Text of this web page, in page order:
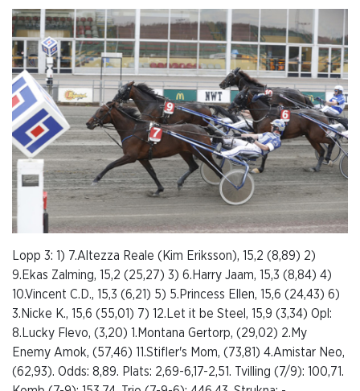
Lopp 3: 1) 7.Altezza Reale (Kim Eriksson), 15,2 (8,89) 2)
9.Ekas Zalming, 15,2 (25,27) 3) 6.Harry Jaam, 15,3 (8,84) 4)
10.Vincent C.D., 15,3 (6,21) 5) 5.Princess Ellen, 15,6 (24,43) 6)
3.Nicke K., 15,6 (55,01) 7) 12.Let it be Steel, 15,9 (3,34) Opl:
8.Lucky Flevo, (3,20) 1.Montana Gertorp, (29,02) 2.My
Enemy Amok, (57,46) 11.Stifler's Mom, (73,81) 4.Amistar Neo,
(62,93). Odds: 8,89. Plats: 2,69-6,17-2,51. Tvilling (7/9): 100,71.